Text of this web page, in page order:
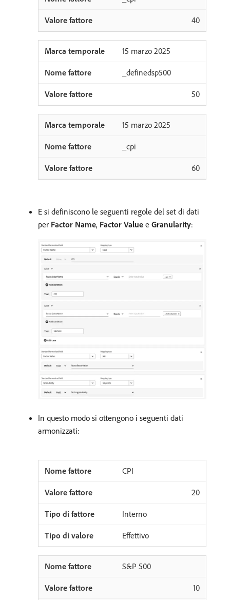
40
15 marzo 2025
_definedsp500
50
15 marzo 2025
_cpi
60
E si definiscono le seguenti regole del set di dati
per Factor Name, Factor Value e Granularity:
In questo modo si ottengono i seguenti dati
armonizzati:
CPI
20
Interno
Effettivo
S&P 500
10